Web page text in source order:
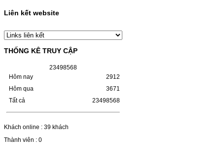
(W1110A) CHO DÒNG MÁY
MÁY LBP 243/MF 461DWMÃ HỘP MỰC:-
Hộp mực HP 110A (W1110A)- Loại mực:
Mực in laser trắng đenSỬ DỤNG CHO MÁY
IN:- HP…
HỘP MỰC CANON CRG-070
Liên kết website
THỐNG KÊ TRUY CẬP
23498568
Hôm nay
Hôm qua
Tất cả
2912
3671
23498568
Khách online : 39 khách
Thành viên : 0